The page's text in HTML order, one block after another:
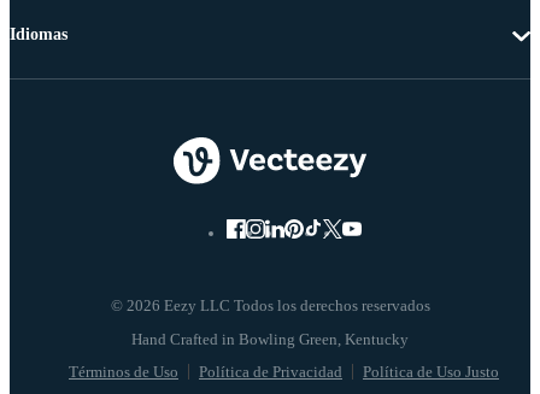
© 2026 Eezy LLC Todos los derechos reservados
Términos de Uso Política de Privacidad Política de Uso Justo
Idiomas